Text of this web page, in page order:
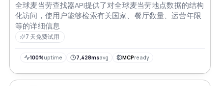
全球麦当劳查找器API提供了对全球麦当劳地点数据的结构
化访问，使用户能够检索有关国家、餐厅数量、运营年限
等的详细信息
7 天免费试用
100%uptime 7,428msavg MCPready